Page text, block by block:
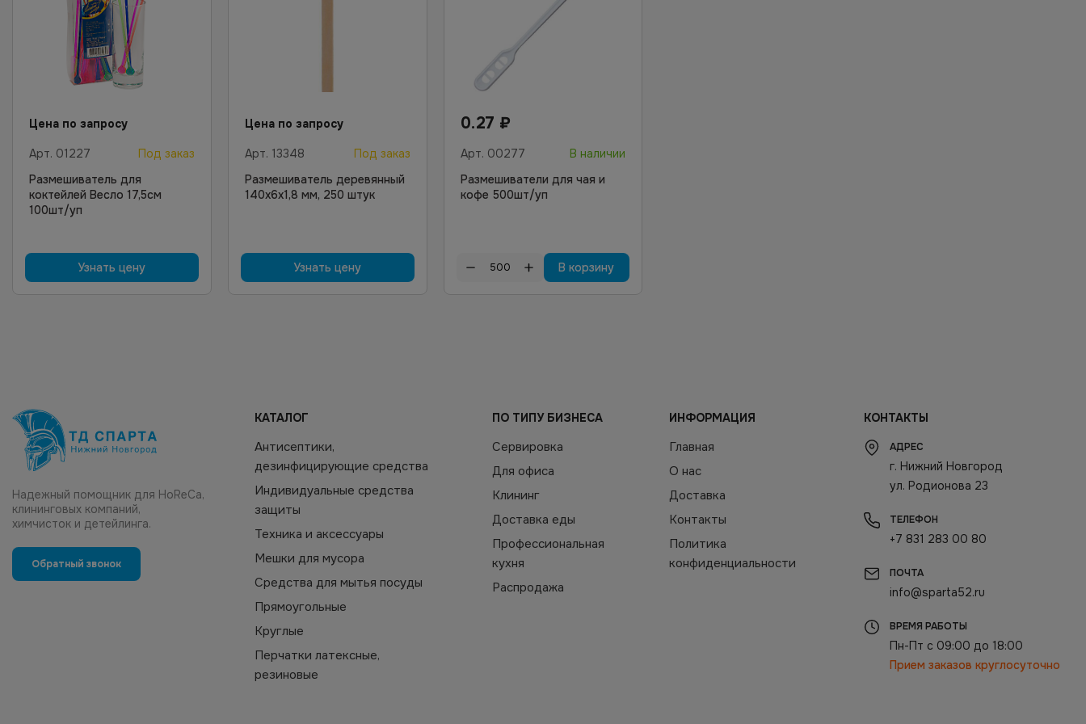
Цена по запросу
Арт. 01227
Под заказ
Размешиватель для
коктейлей Весло 17,5см
100шт/уп
Узнать цену
Цена по запросу
Арт. 13348
Под заказ
Размешиватель деревянный
140х6х1,8 мм, 250 штук
Узнать цену
0.27 ₽
Арт. 00277
В наличии
Размешиватели для чая и
кофе 500шт/уп
В корзину
Надежный помощник для HoReCa,
клининговых компаний,
химчисток и детейлинга.
Обратный звонок
КАТАЛОГ
Антисептики,
дезинфицирующие средства
Индивидуальные средства
защиты
Техника и аксессуары
Мешки для мусора
Средства для мытья посуды
Прямоугольные
Круглые
Перчатки латексные,
резиновые
ПО ТИПУ БИЗНЕСА
Сервировка
Для офиса
Клининг
Доставка еды
Профессиональная
кухня
Распродажа
ИНФОРМАЦИЯ
Главная
О нас
Доставка
Контакты
Политика
конфиденциальности
КОНТАКТЫ
АДРЕС
г. Нижний Новгород
ул. Родионова 23
ТЕЛЕФОН
+7 831 283 00 80
ПОЧТА
info@sparta52.ru
ВРЕМЯ РАБОТЫ
Пн-Пт с 09:00 до 18:00
Прием заказов круглосуточно